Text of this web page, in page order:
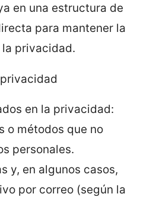
en una estructura de
para mantener la
privacidad.
en la privacidad:
o métodos que no
personales.
y, en algunos casos,
por correo (según la